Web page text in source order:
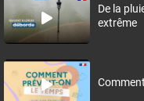
De la
extrême